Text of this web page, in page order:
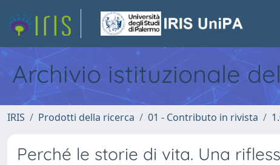
Archivio istituzionale
IRIS Prodotti della ricerca 01 - Contributo in rivista
Perché le storie di vita. Una